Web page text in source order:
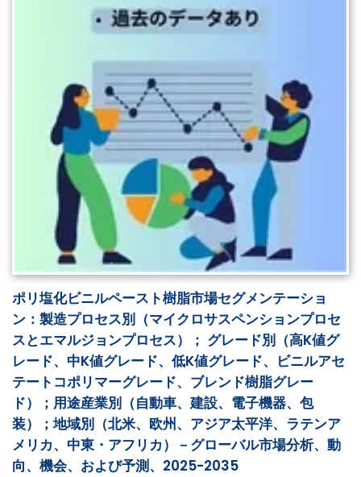
ポリ塩化ビニルペースト樹脂市場セグメンテーショ
ン：製造プロセス別（マイクロサスペンションプロセ
スとエマルジョンプロセス）； グレード別（高K値グ
レード、中K値グレード、低K値グレード、ビニルアセ
テートコポリマーグレード、ブレンド樹脂グレー
ド）；用途産業別（自動車、建設、電子機器、包
装）；地域別（北米、欧州、アジア太平洋、ラテンア
メリカ、中東・アフリカ）－グローバル市場分析、動
向、機会、および予測、2025-2035